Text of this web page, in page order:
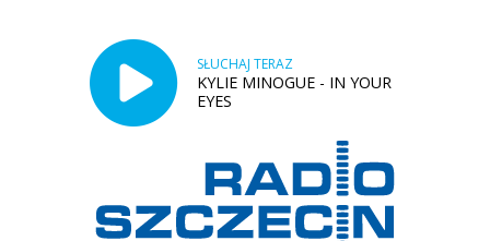
SŁUCHAJ TERAZ
KYLIE MINOGUE - IN YOUR
EYES